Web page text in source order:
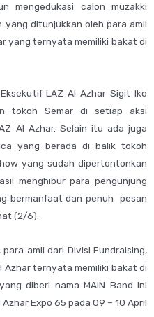
mengedukasi calon muzakki
yang ditunjukkan oleh para amil
yang ternyata memiliki bakat di
LAZ Al Azhar Sigit Iko
tokoh Semar di setiap aksi
Al Azhar. Selain itu ada juga
yang berada di balik tokoh
yang sudah dipertontonkan
menghibur para pengunjung
bermanfaat dan penuh pesan
(2/6).
amil dari Divisi Fundraising,
Azhar ternyata memiliki bakat di
diberi nama MAIN Band ini
Expo 65 pada 09 – 10 April